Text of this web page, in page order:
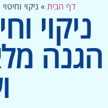
דף הבית»ניקוי
ניקוי
הגנה